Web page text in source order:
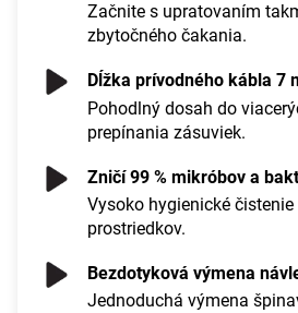
Začnite s upratovaním
zbytočného čakania.
Dĺžka prívodného kábla 7
Pohodlný dosah do
prepínania zásuviek.
Zničí 99 % mikróbov a
Vysoko hygienické
prostriedkov.
Bezdotyková výmena
Jednoduchá výmena